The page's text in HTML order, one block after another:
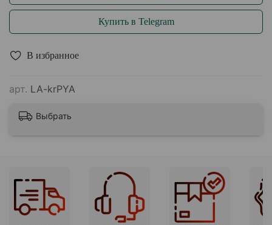
В избранное
арт. LA-krPYA
Купить в Telegram
Выбрать